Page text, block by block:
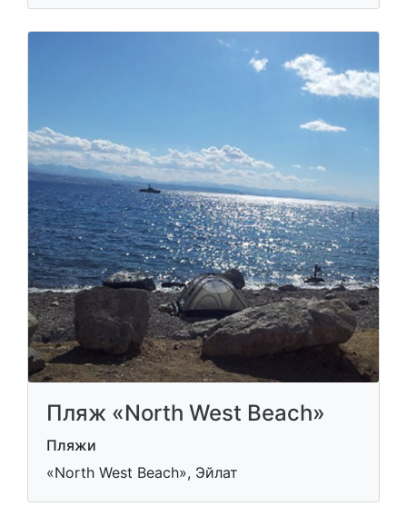
Пляж «North West Beach»
Пляжи
«North West Beach», Эйлат